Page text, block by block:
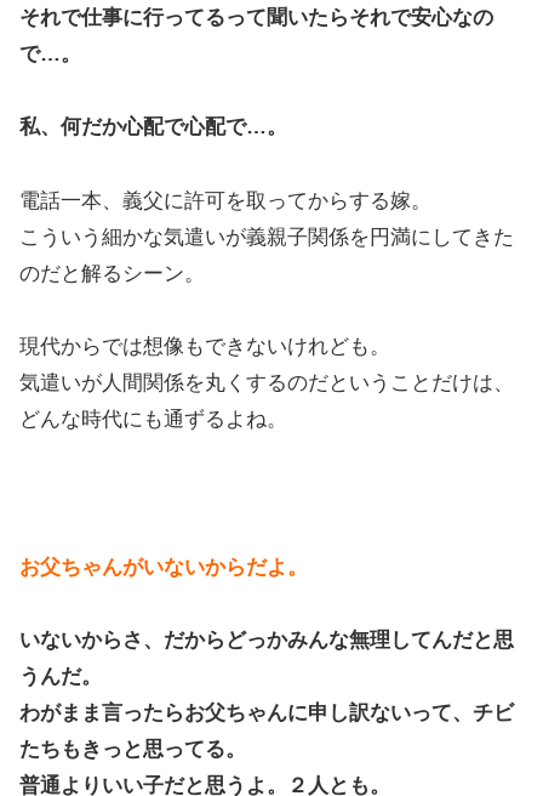
それで仕事に行ってるって聞いたらそれで安心なの
で…。
私、何だか心配で心配で…。
電話一本、義父に許可を取ってからする嫁。
こういう細かな気遣いが義親子関係を円満にしてきた
のだと解るシーン。
現代からでは想像もできないけれども。
気遣いが人間関係を丸くするのだということだけは、
どんな時代にも通ずるよね。
お父ちゃんがいないからだよ。
いないからさ、だからどっかみんな無理してんだと思
うんだ。
わがまま言ったらお父ちゃんに申し訳ないって、チビ
たちもきっと思ってる。
普通よりいい子だと思うよ。２人とも。